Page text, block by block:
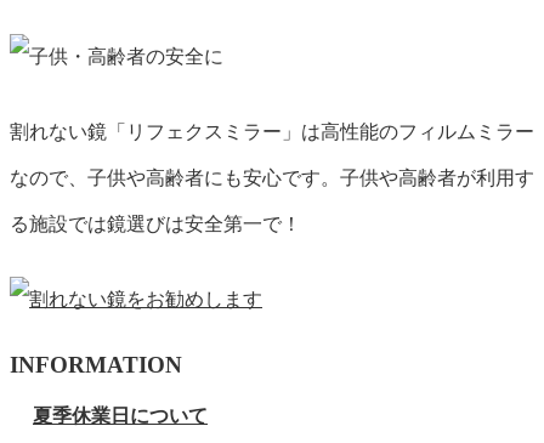
割れない鏡「リフェクスミラー」は高性能のフィルムミラー
なので、子供や高齢者にも安心です。子供や高齢者が利用す
る施設では鏡選びは安全第一で！
INFORMATION
夏季休業日について